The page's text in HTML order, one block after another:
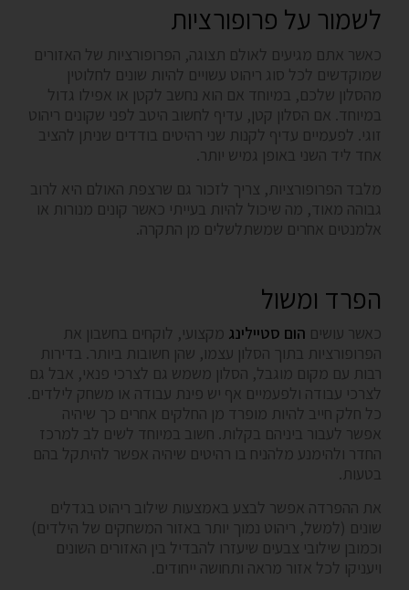
לשמור על פרופורציות
כאשר אתם מגיעים לאולם תצוגה, הפרופורציות של האזורים
שמוקדשים לכל סוג ריהוט עשויים להיות שונים לחלוטין
מהסלון שלכם, במיוחד אם הוא נחשב לקטן או אפילו גדול
במיוחד. אם הסלון קטן, עדיף לחשוב היטב לפני שקונים ריהוט
זוגי. לפעמיים עדיף לקנות שני רהיטים בודדים שניתן להציב
אחד ליד השני באופן גמיש יותר.
מלבד הפרופורציות, צריך לזכור גם שרצפת האולם היא לרוב
גבוהה מאוד, מה שיכול להיות בעייתי כאשר קונים מנורות או
אלמנטים אחרים שמשתלשלים מן התקרה.
הפרד ומשול
כאשר עושים הום סטיילינג מקצועי, לוקחים בחשבון את
הפרופורציות בתוך הסלון עצמו, שהן חשובות ביותר. בדירות
רבות עם מקום מוגבל, הסלון משמש גם לצרכי פנאי, אבל גם
לצרכי עבודה ולפעמיים אף יש פינת עבודה או משחק לילדים.
כל חלק חייב להיות מופרד מן החלקים אחרים כך שיהיה
אפשר לעבור ביניהם בקלות. חשוב במיוחד לשים לב למרכז
החדר ולהימנע מלהניח בו רהיטים שיהיה אפשר להיתקל בהם
בטעות.
את ההפרדה אפשר לבצע באמצעות שילוב ריהוט בגדלים
שונים (למשל, ריהוט נמוך יותר באזור המשחקים של הילדים)
וכמובן שילובי צבעים שיעזרו להבדיל בין האזורים השונים
ויעניקו לכל אזור מראה ותחושה ייחודים.